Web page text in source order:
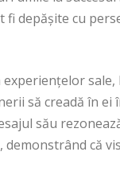
fi depășite cu
sale,
să creadă în ei
său
demonstrând că